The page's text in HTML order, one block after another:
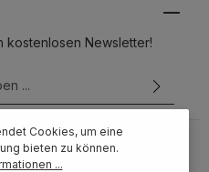
kostenlosen Newsletter!
und bin mit ihnen
Cookies, um eine
bieten zu können.
...